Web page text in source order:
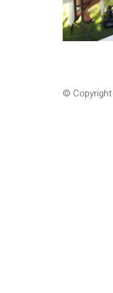
© Copyright